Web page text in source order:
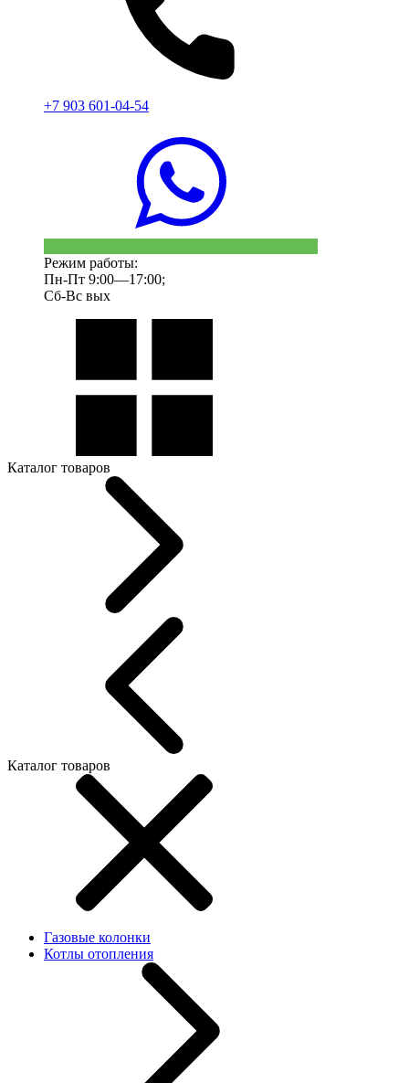
+7 903 601-04-54
Режим работы:
Пн-Пт 9:00—17:00;
Сб-Вс вых
Каталог товаров
Каталог товаров
Газовые колонки
Котлы отопления